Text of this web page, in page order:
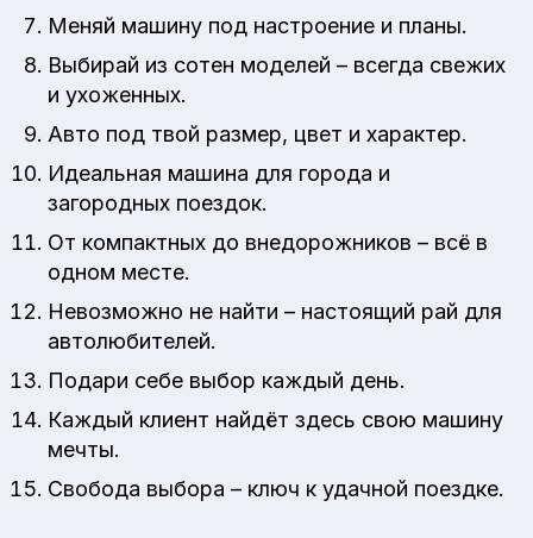
Меняй машину под настроение и планы.
Выбирай из сотен моделей – всегда свежих
и ухоженных.
Авто под твой размер, цвет и характер.
Идеальная машина для города и
загородных поездок.
От компактных до внедорожников – всё в
одном месте.
Невозможно не найти – настоящий рай для
автолюбителей.
Подари себе выбор каждый день.
Каждый клиент найдёт здесь свою машину
мечты.
Свобода выбора – ключ к удачной поездке.